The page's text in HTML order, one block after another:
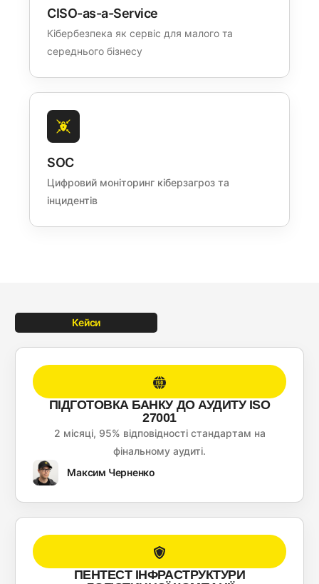
CISO-as-a-Service
Кібербезпека як сервіс для малого та
середнього бізнесу
SOC
Цифровий моніторинг кіберзагроз та
інцидентів
Кейси
ПІДГОТОВКА БАНКУ ДО АУДИТУ ISO
27001
2 місяці, 95% відповідності стандартам на
фінальному аудиті.
Максим Черненко
ПЕНТЕСТ ІНФРАСТРУКТУРИ